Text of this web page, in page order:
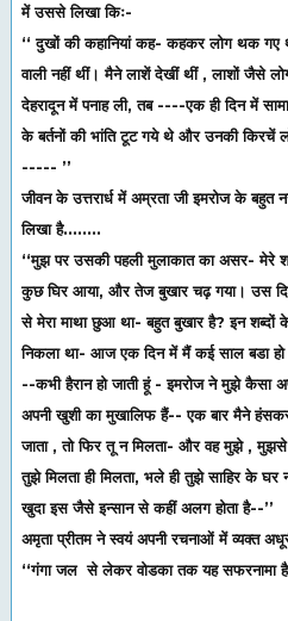
में उससे लिखा किः-
‘‘ दुखों की कहानियां कह- कहकर लोग थक गए
वाली नहीं थीं। मैने लाशें देखीं थीं , लाशों
देहरादून में पनाह ली, तब ----एक ही दिन में
के बर्तनों की भांति टूट गये थे और उनकी किरचें
----- ’’
जीवन के उत्तरार्ध में अम्रता जी इमरोजके बहुत
लिखा है........
‘‘मुझ पर उसकी पहली मुलाकात का असर-
कुछ घिर आया, और तेज बुखार चढ़ गया। उस
से मेरा माथा छुआ था- बहुत बुखार है? इन
निकला था- आज एक दिन में मैं कई साल बडा हो
--कभी हैरान हो जाती हूं - इमरोज ने मुझे कैसा
अपनी खुशी का मुखालिफ हैं-- एक बार मैने
जाता , तो फिर तू न मिलता- और वह मुझे ,
तुझे मिलता ही मिलता, भले ही तुझे साहिर के घर
खुदा इस जैसे इन्सान से कहीं अलग होता है--’’
अमृता प्रीतम ने स्वयं अपनी रचनाओं में व्यक्त
‘‘गंगा जल से लेकर वोडका तक यह सफरनामा है